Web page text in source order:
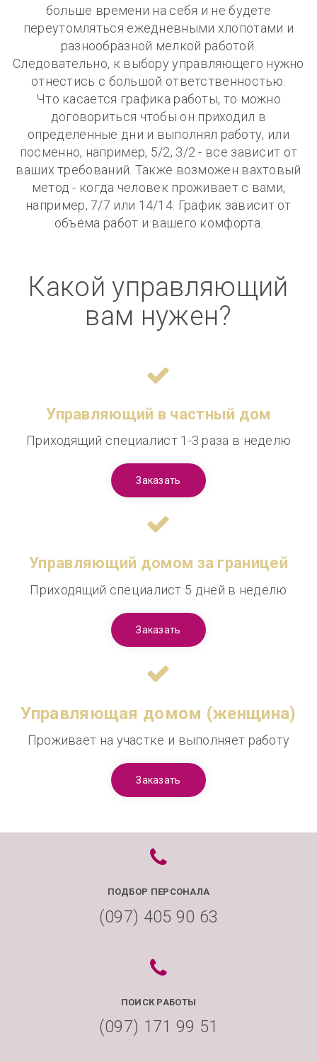
больше времени на себя и не будете
переутомляться ежедневными хлопотами и
разнообразной мелкой работой.
Следовательно, к выбору управляющего нужно
отнестись с большой ответственностью.
Что касается графика работы, то можно
договориться чтобы он приходил в
определенные дни и выполнял работу, или
посменно, например, 5/2, 3/2 - все зависит от
ваших требований. Также возможен вахтовый
метод - когда человек проживает с вами,
например, 7/7 или 14/14. График зависит от
объема работ и вашего комфорта.
Какой управляющий
вам нужен?
Управляющий в частный дом
Приходящий специалист 1-3 раза в неделю
Заказать
Управляющий домом за границей
Приходящий специалист 5 дней в неделю
Заказать
Управляющая домом (женщина)
Проживает на участке и выполняет работу
Заказать
ПОДБОР ПЕРСОНАЛА
(097) 405 90 63
ПОИСК РАБОТЫ
(097) 171 99 51